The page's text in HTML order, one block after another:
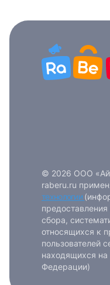
© 2026 ООО
raberu.ru
технологии
сбора,
относящихся к
пользователей
находящихся на
Федерации)